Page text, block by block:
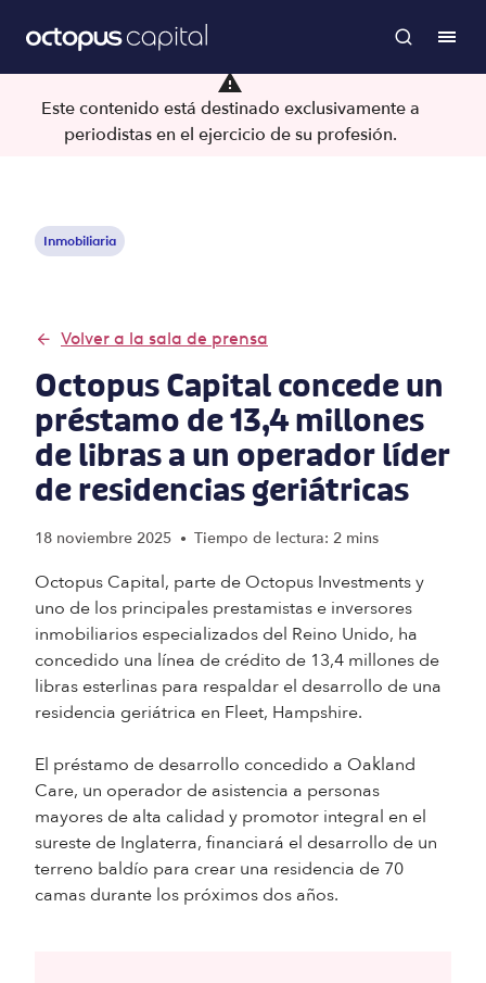
Este contenido está destinado exclusivamente a
periodistas en el ejercicio de su profesión.
Inmobiliaria
Volver a la sala de prensa
Octopus Capital concede un
préstamo de 13,4 millones
de libras a un operador líder
de residencias geriátricas
18 noviembre 2025 • Tiempo de lectura: 2 mins
Octopus Capital, parte de Octopus Investments y
uno de los principales prestamistas e inversores
inmobiliarios especializados del Reino Unido, ha
concedido una línea de crédito de 13,4 millones de
libras esterlinas para respaldar el desarrollo de una
residencia geriátrica en Fleet, Hampshire.
El préstamo de desarrollo concedido a Oakland
Care, un operador de asistencia a personas
mayores de alta calidad y promotor integral en el
sureste de Inglaterra, financiará el desarrollo de un
terreno baldío para crear una residencia de 70
camas durante los próximos dos años.